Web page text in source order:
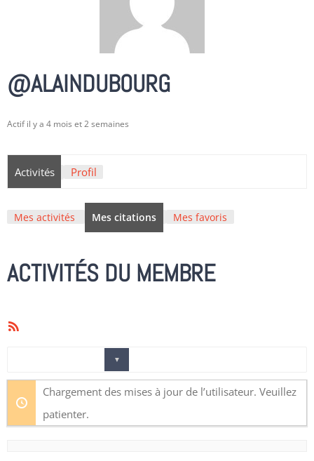
@ALAINDUBOURG
Actif il y a 4 mois et 2 semaines
Activités Profil
Mes activités Mes citations Mes favoris
ACTIVITÉS DU MEMBRE
Afficher
par
activité:
Chargement des mises à jour de l’utilisateur. Veuillez
patienter.